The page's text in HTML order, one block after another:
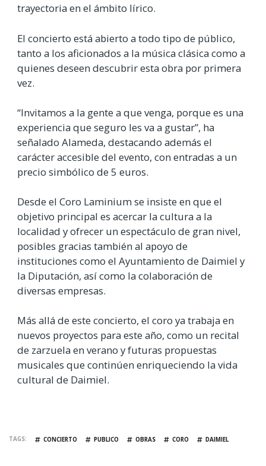
trayectoria en el ámbito lírico.
El concierto está abierto a todo tipo de público,
tanto a los aficionados a la música clásica como a
quienes deseen descubrir esta obra por primera
vez.
“Invitamos a la gente a que venga, porque es una
experiencia que seguro les va a gustar”, ha
señalado Alameda, destacando además el
carácter accesible del evento, con entradas a un
precio simbólico de 5 euros.
Desde el Coro Laminium se insiste en que el
objetivo principal es acercar la cultura a la
localidad y ofrecer un espectáculo de gran nivel,
posibles gracias también al apoyo de
instituciones como el Ayuntamiento de Daimiel y
la Diputación, así como la colaboración de
diversas empresas.
Más allá de este concierto, el coro ya trabaja en
nuevos proyectos para este año, como un recital
de zarzuela en verano y futuras propuestas
musicales que continúen enriqueciendo la vida
cultural de Daimiel.
TAGS CONCIERTO PUBLICO OBRAS CORO DAIMIEL